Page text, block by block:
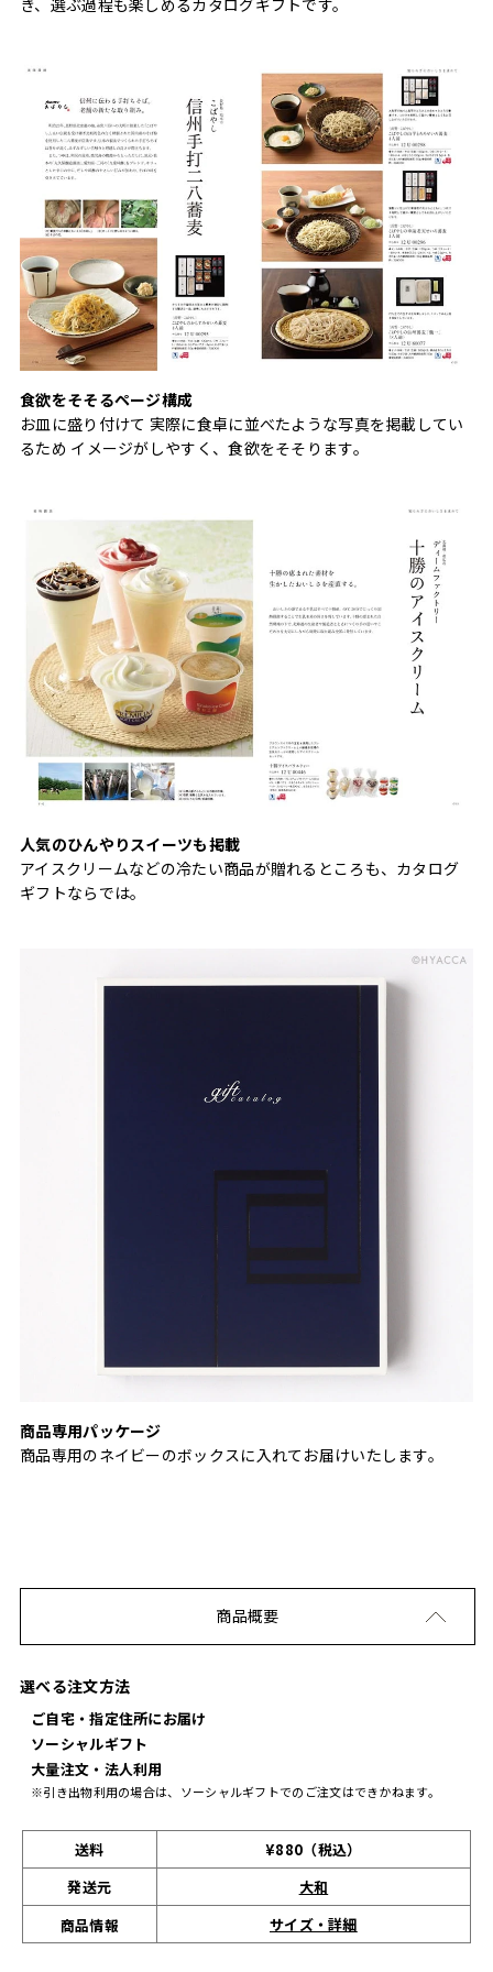
食欲をそそるページ構成
お皿に盛り付けて 実際に食卓に並べたような写真を掲載してい
るため イメージがしやすく、食欲をそそります。
人気のひんやりスイーツも掲載
アイスクリームなどの冷たい商品が贈れるところも、カタログ
ギフトならでは。
商品専用パッケージ
商品専用のネイビーのボックスに入れてお届けいたします。
商品概要
選べる注文方法
ご自宅・指定住所にお届け
ソーシャルギフト
大量注文・法人利用
※引き出物利用の場合は、ソーシャルギフトでのご注文はできかねます。
送料
¥880（税込）
発送元
大和
商品情報
サイズ・詳細